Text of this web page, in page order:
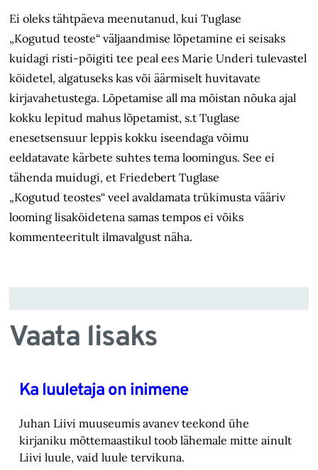
Ei oleks tähtpäeva meenutanud, kui Tuglase
„Kogutud teoste“ väljaandmise lõpetamine ei seisaks
kuidagi risti-põigiti tee peal ees Marie Underi tulevastel
köidetel, algatuseks kas või äärmiselt huvitavate
kirjavahetustega. Lõpetamise all ma mõistan nõuka ajal
kokku lepitud mahus lõpetamist, s.t Tuglase
enesetsensuur leppis kokku iseendaga võimu
eeldatavate kärbete suhtes tema loomingus. See ei
tähenda muidugi, et Friedebert Tuglase
„Kogutud teostes“ veel avaldamata trükimusta vääriv
looming lisaköidetena samas tempos ei võiks
kommenteeritult ilmavalgust näha.
Vaata lisaks
Ka luuletaja on inimene
Juhan Liivi muuseumis avanev teekond ühe
kirjaniku mõttemaastikul toob lähemale mitte ainult
Liivi luule, vaid luule tervikuna.